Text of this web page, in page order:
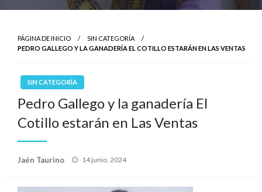
PÁGINA DE INICIO
SIN CATEGORÍA
PEDRO GALLEGO Y LA GANADERÍA EL COTILLO ESTARÁN EN LAS VENTAS
SIN CATEGORÍA
Pedro Gallego y la ganadería El
Cotillo estarán en Las Ventas
Jaén Taurino
Publicado
14 junio, 2024